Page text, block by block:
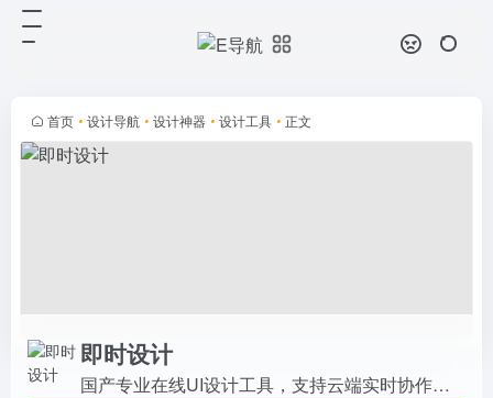
首页 • 设计导航 • 设计神器 • 设计工具 • 正文
即时设计
国产专业在线UI设计工具，支持云端实时协作、AI生成设计稿、原型交互、自动标注切图与代码输出。全中文、免费（个人/中小团队永久），兼容Figma/Sketch导入，海量资源与插件。效率高、安全可靠，是中国产研团队高效设计交付的次世代神器。
互、自动标注切图与代码输出。全中
文、免费（个人/中小团队永久），
兼容Figma/Sketch导...